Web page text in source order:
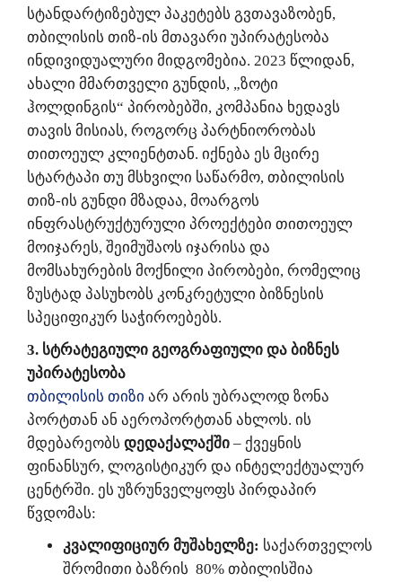
სტანდარტიზებულ პაკეტებს გვთავაზობენ,
თბილისის თიზ-ის მთავარი უპირატესობა
ინდივიდუალური მიდგომებია. 2023 წლიდან,
ახალი მმართველი გუნდის, „ზოტი
ჰოლდინგის“ პირობებში, კომპანია ხედავს
თავის მისიას, როგორც პარტნიორობას
თითოეულ კლიენტთან. იქნება ეს მცირე
სტარტაპი თუ მსხვილი საწარმო, თბილისის
თიზ-ის გუნდი მზადაა, მოარგოს
ინფრასტრუქტურული პროექტები თითოეულ
მოიჯარეს, შეიმუშაოს იჯარისა და
მომსახურების მოქნილი პირობები, რომელიც
ზუსტად პასუხობს კონკრეტული ბიზნესის
სპეციფიკურ საჭიროებებს.
3. სტრატეგიული გეოგრაფიული და ბიზნეს
უპირატესობა
თბილისის თიზი არ არის უბრალოდ ზონა
პორტთან ან აეროპორტთან ახლოს. ის
მდებარეობს დედაქალაქში – ქვეყნის
ფინანსურ, ლოგისტიკურ და ინტელექტუალურ
ცენტრში. ეს უზრუნველყოფს პირდაპირ
წვდომას:
კვალიფიციურ მუშახელზე: საქართველოს
შრომითი ბაზრის 80% თბილისშია